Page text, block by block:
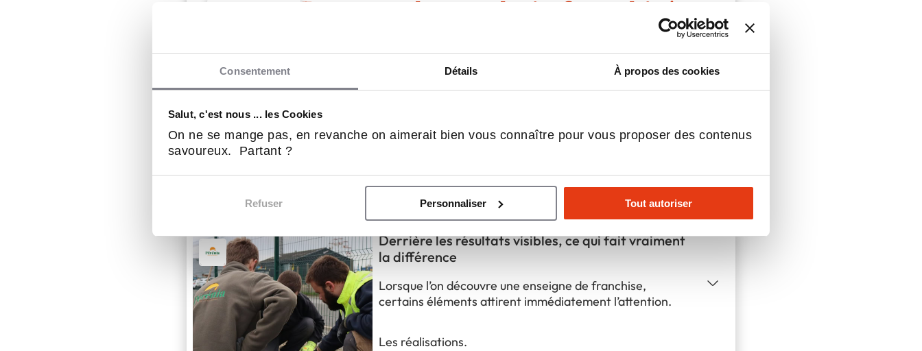
Consentement Détails À propos des cookies
Salut, c'est nous ... les Cookies
On ne se mange pas, en revanche on aimerait bien vous connaître pour vous proposer des contenus
savoureux. Partant ?
Refuser Personnaliser Tout autoriser
Devenez le prochain franchisé
Découvrir le réseau Demander une documentation
D'autres actualités du réseau Pérénia
Derrière les résultats visibles, ce qui fait vraiment
la différence
Lorsque l’on découvre une enseigne de franchise,
certains éléments attirent immédiatement l’attention.
Les réalisations.